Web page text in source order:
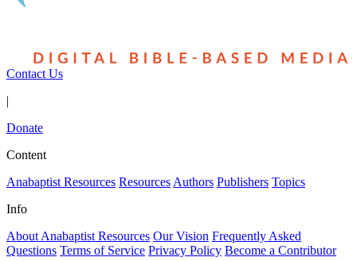
Contact Us
|
Donate
Content
Anabaptist Resources Resources Authors Publishers Topics
Info
About Anabaptist Resources Our Vision Frequently Asked
Questions Terms of Service Privacy Policy Become a Contributor